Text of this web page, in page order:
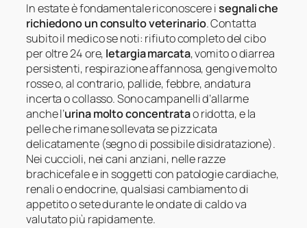
In estate è fondamentale riconoscere isegnali che
richiedono un consulto veterinario. Contatta
subito il medico se noti: rifiuto completo del cibo
per oltre 24 ore, letargia marcata, vomito o diarrea
persistenti, respirazione affannosa, gengive molto
rosse o, al contrario, pallide, febbre, andatura
incerta o collasso. Sono campanelli d’allarme
anche l’urina molto concentratao ridotta, e la
pelle che rimane sollevata se pizzicata
delicatamente (segno di possibile disidratazione).
Nei cuccioli, nei cani anziani, nelle razze
brachicefale e in soggetti con patologie cardiache,
renali o endocrine, qualsiasi cambiamento di
appetito o sete durante le ondate di caldo va
valutato più rapidamente.